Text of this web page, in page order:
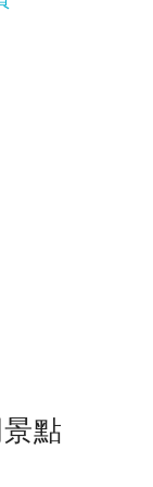
點